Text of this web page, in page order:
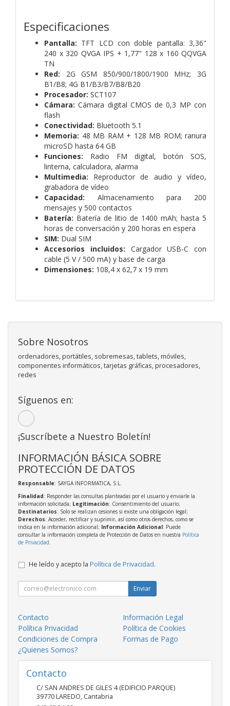
Especificaciones
Pantalla: TFT LCD con doble pantalla: 3,36"
240 x 320 QVGA IPS + 1,77" 128 x 160 QQVGA
TN
Red: 2G GSM 850/900/1800/1900 MHz; 3G
B1/B8; 4G B1/B3/B7/B8/B20
Procesador: SCT107
Cámara: Cámara digital CMOS de 0,3 MP con
flash
Conectividad: Bluetooth 5.1
Memoria: 48 MB RAM + 128 MB ROM; ranura
microSD hasta 64 GB
Funciones: Radio FM digital, botón SOS,
linterna, calculadora, alarma
Multimedia: Reproductor de audio y vídeo,
grabadora de vídeo
Capacidad: Almacenamiento para 200
mensajes y 500 contactos
Batería: Batería de litio de 1400 mAh; hasta 5
horas de conversación y 200 horas en espera
SIM: Dual SIM
Accesorios incluidos: Cargador USB-C con
cable (5 V / 500 mA) y base de carga
Dimensiones: 108,4 x 62,7 x 19 mm
Sobre Nosotros
ordenadores, portátiles, sobremesas, tablets, móviles,
componentes informáticos, tarjetas gráficas, procesadores,
redes
Síguenos en:
¡Suscríbete a Nuestro Boletín!
INFORMACIÓN BÁSICA SOBRE
PROTECCIÓN DE DATOS
Responsable: SAYGA INFORMATICA, S.L.
Finalidad: Responder las consultas planteadas por el usuario y enviarle la
información solicitada; Legitimación: Consentimiento del usuario;
Destinatarios: Solo se realizan cesiones si existe una obligación legal;
Derechos: Acceder, rectificar y suprimir, así como otros derechos, como se
indica en la información adicional; Información Adicional: Puede
consultar la información completa de Protección de Datos en nuestra Política
de Privacidad
He leído y acepto la Política de Privacidad.
Enviar
Contacto
Información Legal
Política Privacidad
Política de Cookies
Condiciones de Compra
Formas de Pago
¿Quienes Somos?
Contacto
C/ SAN ANDRES DE GILES 4 (EDIFICIO PARQUE)
39770LAREDO, Cantabria